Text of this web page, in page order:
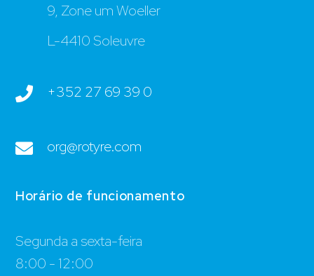
9, Zone um Woeller
L-4410 Soleuvre
+352 27 69 39 0
org@rotyre.com
Horário de funcionamento
Segunda a sexta-feira
8:00 - 12:00